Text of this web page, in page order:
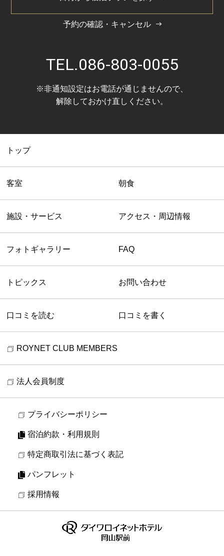
予約の確認・キャンセル
TEL.086-803-0055
※非通知設定はお電話が通じませんので、
解除しておかけ直しください。
トップ
客室 朝食
施設・サービス アクセス・周辺情報
フォトギャラリー FAQ
トピックス お問い合わせ
口コミを読む 口コミを書く
ROYNET CLUB MEMBERS
法人会員制度
プライバシーポリシー
宿泊約款・利用規則
特定商取引法に基づく表記
パンフレット
採用情報